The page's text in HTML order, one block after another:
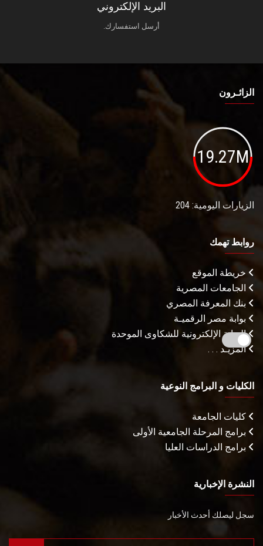
البريد الإلكتروني
أرسل استفسارك.
الزائـرون
19.27M
الزيارات اليومية: 204
روابط تهمك
خريطة الموقع
الجامعات المصرية
بنك المعرفة المصري
بوابة مصر الرقميـة
البوابة الإلكترونية للشكاوى الموحدة
المزيـد . . .
الكليات و البرامج النوعية
كليات الجامعة
برامج المرحلة الجامعية الأولى
برامج الدراسات العليا
النشرة الإخبارية
سجل ليصلك أحدث الأخبار